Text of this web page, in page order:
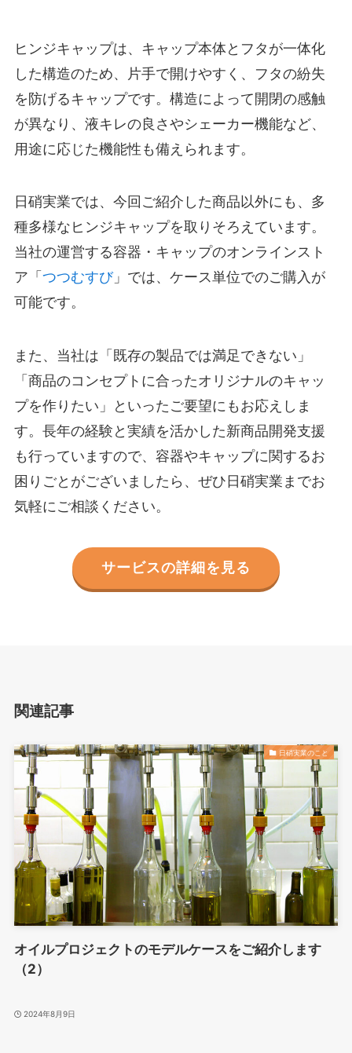
ヒンジキャップは、キャップ本体とフタが一体化
した構造のため、片手で開けやすく、フタの紛失
を防げるキャップです。構造によって開閉の感触
が異なり、液キレの良さやシェーカー機能など、
用途に応じた機能性も備えられます。
日硝実業では、今回ご紹介した商品以外にも、多
種多様なヒンジキャップを取りそろえています。
当社の運営する容器・キャップのオンラインスト
ア「 つつむすび」では、ケース単位でのご購入が
可能です。
また、当社は「既存の製品では満足できない」
「商品のコンセプトに合ったオリジナルのキャッ
プを作りたい」といったご要望にもお応えしま
す。長年の経験と実績を活かした新商品開発支援
も行っていますので、容器やキャップに関するお
困りごとがございましたら、ぜひ日硝実業までお
気軽にご相談ください。
サービスの詳細を見る
関連記事
日硝実業のこと
オイルプロジェクトのモデルケースをご紹介します
（2）
2024年8月9日